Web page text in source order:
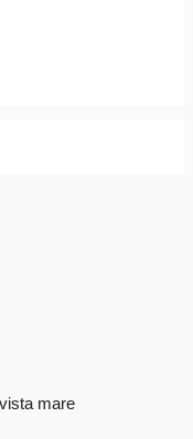
mare